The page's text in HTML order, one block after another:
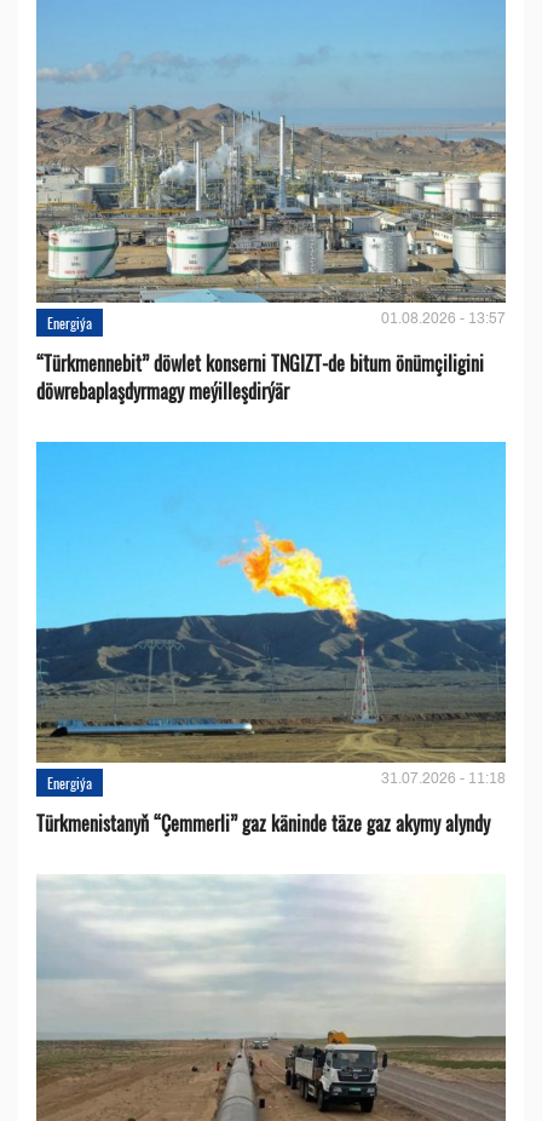
Energiýa 01.08.2026 - 13:57
“Türkmennebit” döwlet konserni TNGIZT-de bitum önümçiligini
döwrebaplaşdyrmagy meýilleşdirýär
Energiýa 31.07.2026 - 11:18
Türkmenistanyň “Çemmerli” gaz käninde täze gaz akymy alyndy